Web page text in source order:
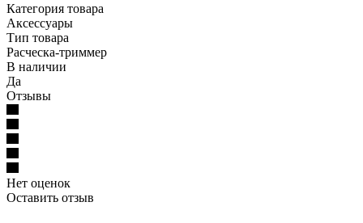
Категория товара
Аксессуары
Тип товара
Расческа-триммер
В наличии
Да
Отзывы
Нет оценок
Оставить отзыв